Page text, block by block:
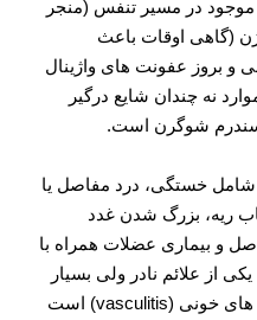
در مسیر تنفس (منجر
(گاهی اوقات باعث
و بروز عفونت های واژینال
نه چندان شایع درگیر
سندرم شوگرن است.
شامل خستگی، درد مفاصل یا
ریه، بزرگ شدن غدد
و بیماری عضلات همراه با
از علائم نادر ولی بسیار
جدی سندرم شوگرن، التهاب رگ های خونی (vasculitis) است